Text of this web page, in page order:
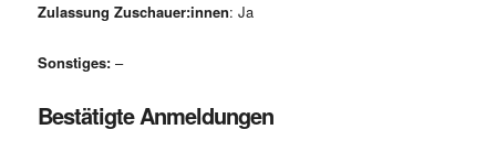
Zulassung Zuschauer:innen: Ja
Sonstiges: –
Bestätigte Anmeldungen